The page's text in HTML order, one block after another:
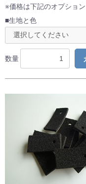
※価格は下記のオプショ
■生地と色
数量